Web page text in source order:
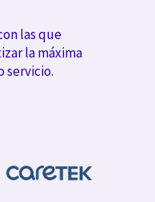
las que
la máxima
servicio.